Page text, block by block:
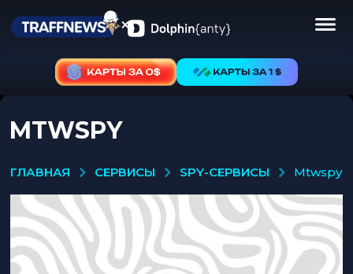
MTWSPY
ГЛАВНАЯ СЕРВИСЫ SPY-СЕРВИСЫ mtwspy